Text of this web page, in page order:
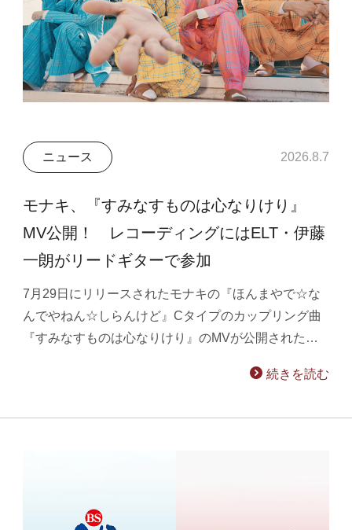
ニュース 2026.8.7
モナキ、『すみなすものは心なりけり』
MV公開！ レコーディングにはELT・伊藤
一朗がリードギターで参加
7月29日にリリースされたモナキの『ほんまやで☆な
んでやねん☆しらんけど』Cタイプのカップリング曲
『すみなすものは心なりけり』のMVが公開された…
続きを読む